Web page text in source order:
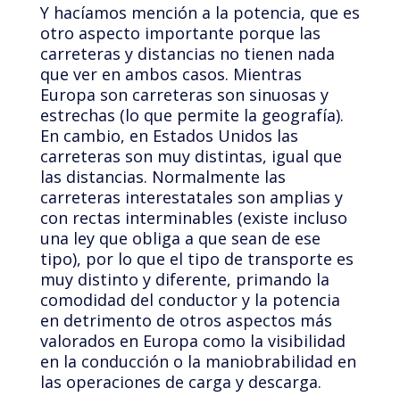
Y hacíamos mención a la potencia, que es
otro aspecto importante porque las
carreteras y distancias no tienen nada
que ver en ambos casos. Mientras
Europa son carreteras son sinuosas y
estrechas (lo que permite la geografía).
En cambio, en Estados Unidos las
carreteras son muy distintas, igual que
las distancias. Normalmente las
carreteras interestatales son amplias y
con rectas interminables (existe incluso
una ley que obliga a que sean de ese
tipo), por lo que el tipo de transporte es
muy distinto y diferente, primando la
comodidad del conductor y la potencia
en detrimento de otros aspectos más
valorados en Europa como la visibilidad
en la conducción o la maniobrabilidad en
las operaciones de carga y descarga.